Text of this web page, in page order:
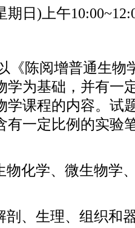
期日)上午
《陈阅增普通生物
学为基础，并有一
学课程的内容。试
有一定比例的实验
物化学、微生物学
剖、生理、组织和